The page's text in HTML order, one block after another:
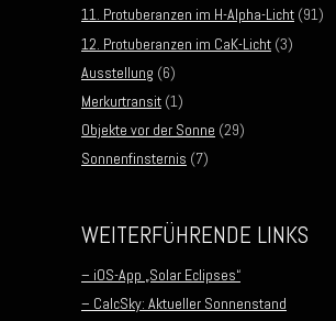
11. Protuberanzen im H-Alpha-Licht (91)
12. Protuberanzen im CaK-Licht (3)
Ausstellung (6)
Merkurtransit (1)
Objekte vor der Sonne (29)
Sonnenfinsternis (7)
WEITERFÜHRENDE LINKS
– iOS-App „Solar Eclipses“
– CalcSky: Aktueller Sonnenstand